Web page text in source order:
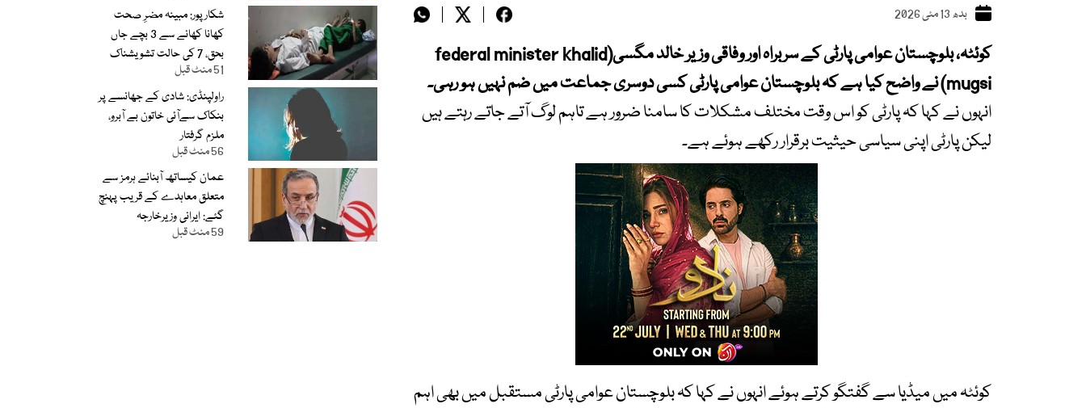
بدھ 13 مئی 2026
کوئٹہ، بلوچستان عوامی پارٹی کے سربراہ اور وفاقی وزیر خالد مگسی(federal minister khalid
mugsi) نے واضح کیا ہے کہ بلوچستان عوامی پارٹی کسی دوسری جماعت میں ضم نہیں ہو رہی۔
انہوں نے کہا کہ پارٹی کو اس وقت مختلف مشکلات کا سامنا ضرور ہے تاہم لوگ آتے جاتے رہتے ہیں
لیکن پارٹی اپنی سیاسی حیثیت برقرار رکھے ہوئے ہے۔
کوئٹہ میں میڈیا سے گفتگو کرتے ہوئے انہوں نے کہا کہ بلوچستان عوامی پارٹی مستقبل میں بھی اہم
شکارپور: مبینہ مضرِ صحت
کھانا کھانے سے 3 بچے جاں
بحق، 7 کی حالت تشویشناک
51 منٹ قبل
راولپنڈی: شادی کے جھانسے پر
بنکاک سےآئی خاتون بے آبرو،
ملزم گرفتار
56 منٹ قبل
عمان کیساتھ آبنائے ہرمز سے
متعلق معاہدے کے قریب پہنچ
گئے: ایرانی وزیرخارجہ
59 منٹ قبل